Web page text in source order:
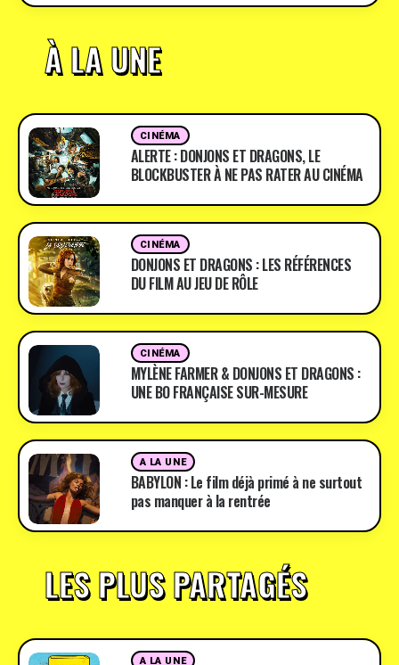
À LA UNE
CINÉMA
ALERTE : DONJONS ET DRAGONS, LE
BLOCKBUSTER À NE PAS RATER AU CINÉMA
CINÉMA
DONJONS ET DRAGONS : LES RÉFÉRENCES
DU FILM AU JEU DE RÔLE
CINÉMA
MYLÈNE FARMER & DONJONS ET DRAGONS :
UNE BO FRANÇAISE SUR-MESURE
A LA UNE
BABYLON : Le film déjà primé à ne surtout
pas manquer à la rentrée
LES PLUS PARTAGÉS
A LA UNE